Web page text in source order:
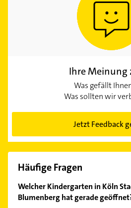
Ihre Meinung
Was gefällt
Was sollten wir
Jetzt Feedback
Häufige Fragen
Welcher Kindergarten in Köln
Blumenberg hat gerade